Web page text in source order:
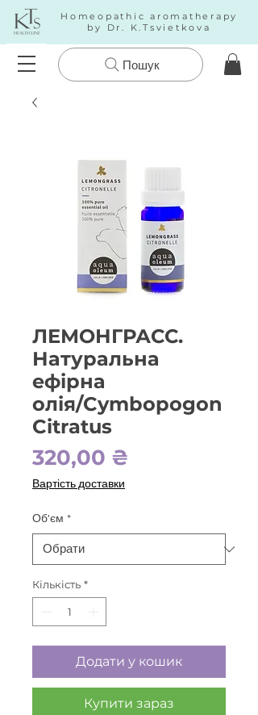
Homeopathic aromatherapy
by Dr. K.Tsvietkova
Пошук
ЛЕМОНГРАСС.
Натуральна
ефірна
олія/Cymbopogon
Citratus
320,00 ₴
Вартість доставки
Об'єм *
Кількість *
Додати у кошик
Купити зараз